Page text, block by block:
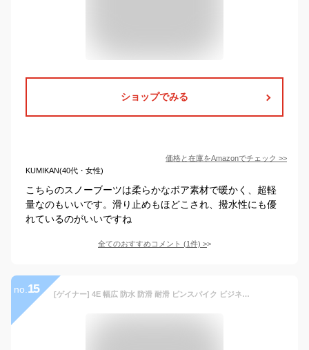
ショップでみる
価格と在庫をAmazonでチェック >>
KUMIKAN(40代・女性)
こちらのスノーブーツは柔らかなボア素材で暖かく、超軽
量なのもいいです。滑り止めもほどこされ、撥水性にも優
れているのがいいですね
全てのおすすめコメント (1件) >
no. 15 [ゲイナー] 4E 幅広 防水 防滑 耐滑 ピンスパイク ビジネス スノーシューズ スノーブーツ GN0144 メンズ ダークブラウン 27.0 cm